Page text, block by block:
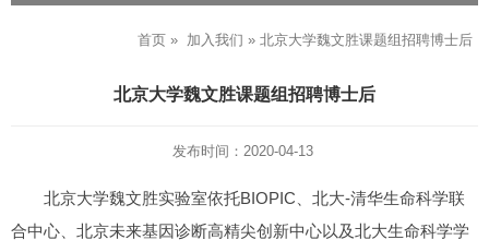
首页 » 加入我们 » 北京大学魏文胜课题组招聘博士后
北京大学魏文胜课题组招聘博士后
发布时间：2020-04-13
北京大学魏文胜实验室依托BIOPIC、北大-清华生命科学联
合中心、北京未来基因诊断高精尖创新中心以及北大生命科学学